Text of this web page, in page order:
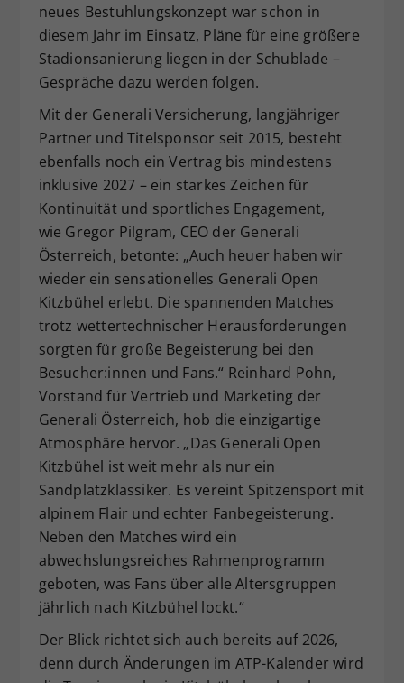
neues Bestuhlungskonzept war schon in
diesem Jahr im Einsatz, Pläne für eine größere
Stadionsanierung liegen in der Schublade –
Gespräche dazu werden folgen.
Mit der Generali Versicherung, langjähriger
Partner und Titelsponsor seit 2015, besteht
ebenfalls noch ein Vertrag bis mindestens
inklusive 2027 – ein starkes Zeichen für
Kontinuität und sportliches Engagement,
wie Gregor Pilgram, CEO der Generali
Österreich, betonte: „Auch heuer haben wir
wieder ein sensationelles Generali Open
Kitzbühel erlebt. Die spannenden Matches
trotz wettertechnischer Herausforderungen
sorgten für große Begeisterung bei den
Besucher:innen und Fans.“ Reinhard Pohn,
Vorstand für Vertrieb und Marketing der
Generali Österreich, hob die einzigartige
Atmosphäre hervor. „Das Generali Open
Kitzbühel ist weit mehr als nur ein
Sandplatzklassiker. Es vereint Spitzensport mit
alpinem Flair und echter Fanbegeisterung.
Neben den Matches wird ein
abwechslungsreiches Rahmenprogramm
geboten, was Fans über alle Altersgruppen
jährlich nach Kitzbühel lockt.“
Der Blick richtet sich auch bereits auf 2026,
denn durch Änderungen im ATP-Kalender wird